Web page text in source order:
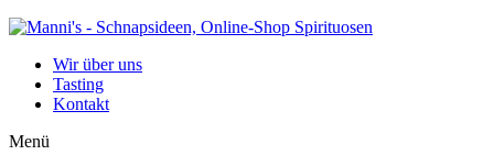
Wir über uns
Tasting
Kontakt
Menü